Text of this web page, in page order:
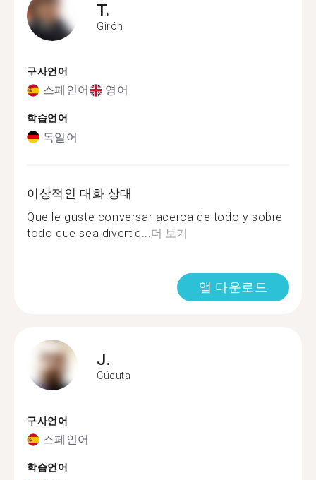
T.
Girón
구사언어
스페인어 영어
학습언어
독일어
이상적인 대화 상대
Que le guste conversar acerca de todo y sobre
todo que sea divertid... 더 보기
앱 다운로드
J.
Cúcuta
구사언어
스페인어
학습언어